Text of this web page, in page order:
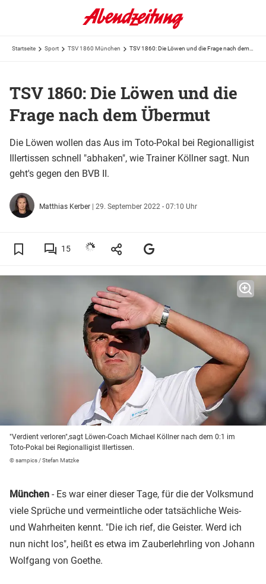
Startseite Sport TSV 1860 München
TSV 1860: Die Löwen und die
Frage nach dem Übermut
Die Löwen wollen das Aus im Toto-Pokal bei Regionalligist
Illertissen schnell "abhaken", wie Trainer Köllner sagt. Nun
geht's gegen den BVB II.
Matthias Kerber | 29. September 2022 - 07:10 Uhr
15
"Verdient verloren",sagt Löwen-Coach Michael Köllner nach dem 0:1 im
Toto-Pokal bei Regionalligist Illertissen.
© sampics / Stefan Matzke
München - Es war einer dieser Tage, für die der Volksmund
viele Sprüche und vermeintliche oder tatsächliche Weis-
und Wahrheiten kennt. "Die ich rief, die Geister. Werd ich
nun nicht los", heißt es etwa im Zauberlehrling von Johann
Wolfgang von Goethe.